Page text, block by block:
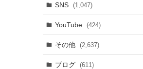
SNS (1,047)
YouTube (424)
その他 (2,637)
ブログ (611)